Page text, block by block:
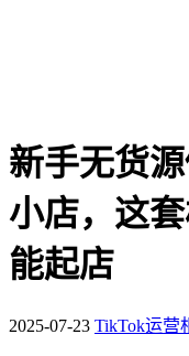
新手无货
小店，这
能起店
2025-07-23 TikTok运营